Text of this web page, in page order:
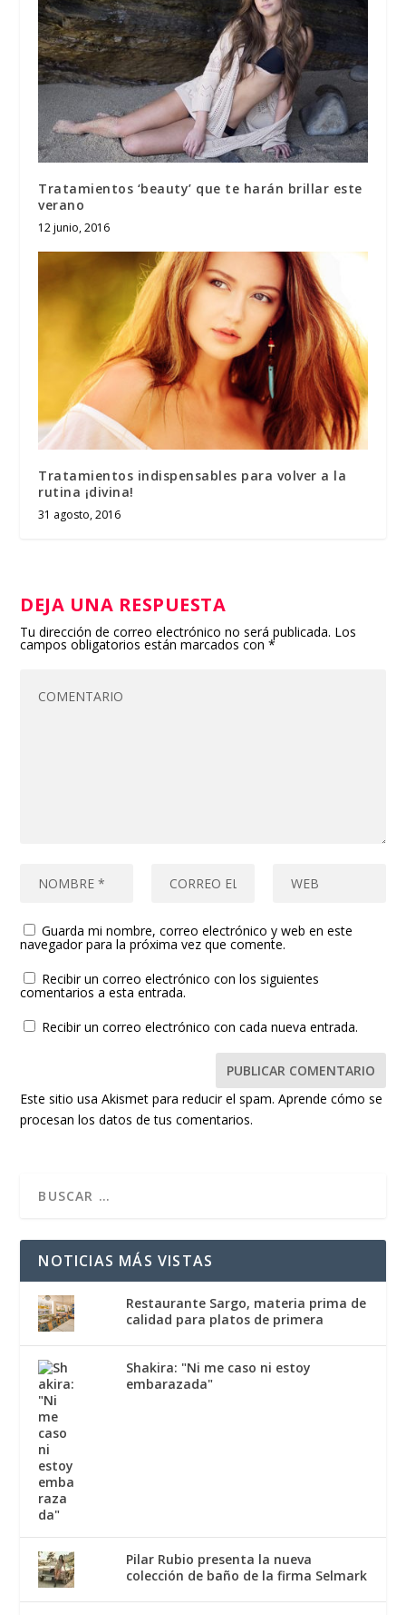
Tratamientos ‘beauty’ que te harán brillar este
verano
12 junio, 2016
Tratamientos indispensables para volver a la
rutina ¡divina!
31 agosto, 2016
DEJA UNA RESPUESTA
Tu dirección de correo electrónico no será publicada. Los
campos obligatorios están marcados con*
Guarda mi nombre, correo electrónico y web en este
navegador para la próxima vez que comente.
Recibir un correo electrónico con los siguientes
comentarios a esta entrada.
Recibir un correo electrónico con cada nueva entrada.
Este sitio usa Akismet para reducir el spam.Aprende cómo se
procesan los datos de tus comentarios.
NOTICIAS MÁS VISTAS
Restaurante Sargo, materia prima de
calidad para platos de primera
Shakira: "Ni me caso ni estoy
embarazada"
Pilar Rubio presenta la nueva
colección de baño de la firma Selmark